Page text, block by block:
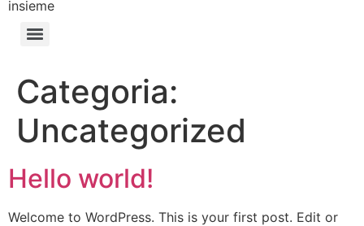
insieme
Categoria:
Uncategorized
Hello world!
Welcome to WordPress. This is your first post. Edit or